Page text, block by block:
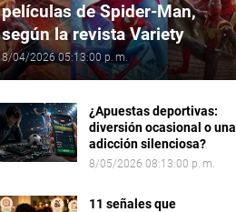
películas de Spider-Man,
según la revista Variety
8/04/2026 05:13:00 p. m.
¿Apuestas deportivas:
diversión ocasional o una
adicción silenciosa?
8/05/2026 08:13:00 p. m.
11 señales que